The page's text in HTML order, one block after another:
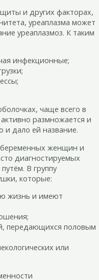
и других факторах,
уреаплазма может
уреаплазмоз. К таким
инфекционные;
чаще всего в
размножается и
и дало ей название.
беременных женщин и
диагностируемых
В группу
которые:
жизнь и имеют
передающихся половым
или